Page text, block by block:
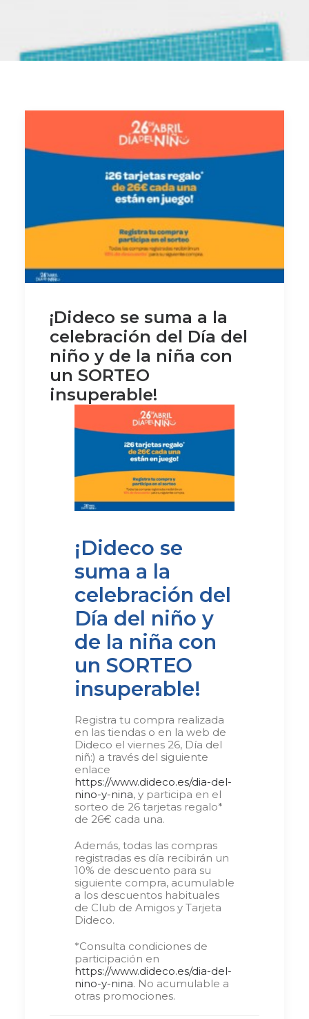
¡Dideco se suma a la
celebración del Día del
niño y de la niña con
un SORTEO
insuperable!
¡Dideco se
suma a la
celebración del
Día del niño y
de la niña con
un SORTEO
insuperable!
Registra tu compra realizada
en las tiendas o en la web de
Dideco el viernes 26, Día del
niñ:) a través del siguiente
enlace
https://www.dideco.es/dia-del-
nino-y-nina, y participa en el
sorteo de 26 tarjetas regalo*
de 26€ cada una.
Además, todas las compras
registradas es día recibirán un
10% de descuento para su
siguiente compra, acumulable
a los descuentos habituales
de Club de Amigos y Tarjeta
Dideco.
*Consulta condiciones de
participación en
https://www.dideco.es/dia-del-
nino-y-nina. No acumulable a
otras promociones.